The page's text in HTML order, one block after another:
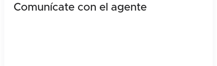
Comunícate con el agente